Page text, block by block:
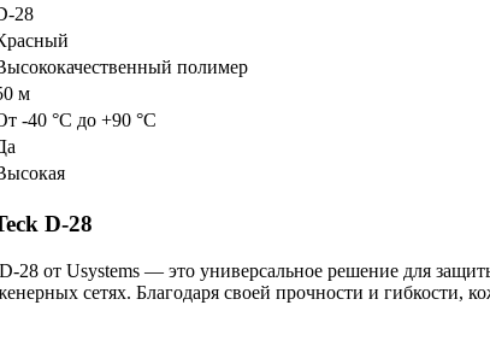
28
полимер
м
-40 °C до +90 °C
D-28
28 от Usystems — это универсальное решение для
сетях. Благодаря своей прочности и гибкости,